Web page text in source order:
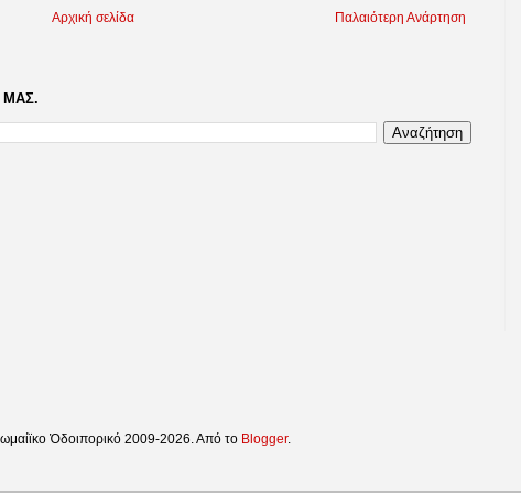
Παλαιότερη Ανάρτηση
Αρχική σελίδα
ΜΑΣ.
Ὁδοιπορικό 2009-2026. Από το Blogger.